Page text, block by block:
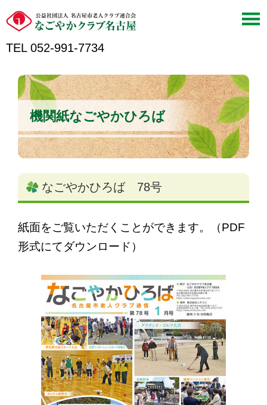
TEL 052-991-7734
機関紙なごやかひろば
なごやかひろば 78号
紙面をご覧いただくことができます。（PDF
形式にてダウンロード）